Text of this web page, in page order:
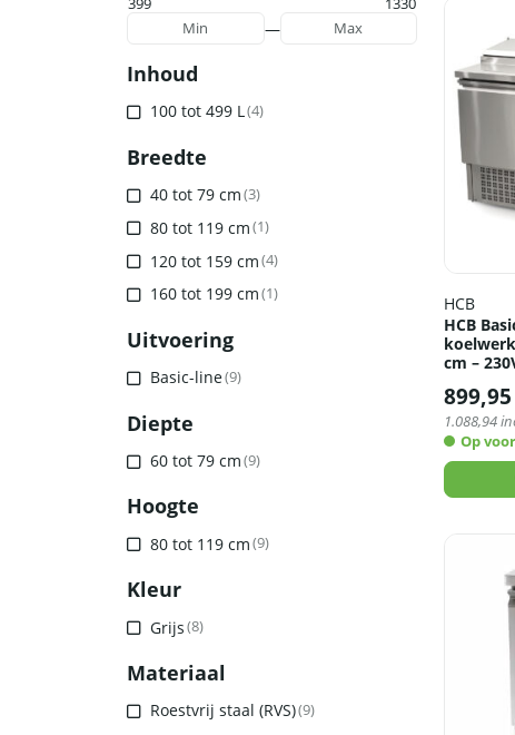
—
399 1330
Inhoud
100 tot 499 L(4)
Breedte
40 tot 79 cm(3)
80 tot 119 cm(1)
120 tot 159 cm(4)
160 tot 199 cm(1)
Uitvoering
Basic-line(9)
Diepte
60 tot 79 cm(9)
Hoogte
80 tot 119 cm(9)
Kleur
Grijs(8)
Materiaal
Roestvrij staal (RVS)(9)
HCB
HCB
cm –
899,95
1.088,94
Op